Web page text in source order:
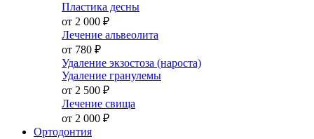
Пластика десны
от 2 000 ₽
Лечение альвеолита
от 780 ₽
Удаление экзостоза (нароста)
Удаление гранулемы
от 2 500 ₽
Лечение свища
от 2 000 ₽
Ортодонтия